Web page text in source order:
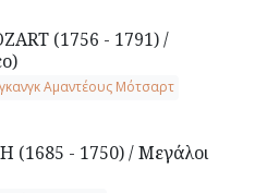
(1756 - 1791) /
Αμαντέους Μότσαρτ
(1685 - 1750) / Μεγάλοι